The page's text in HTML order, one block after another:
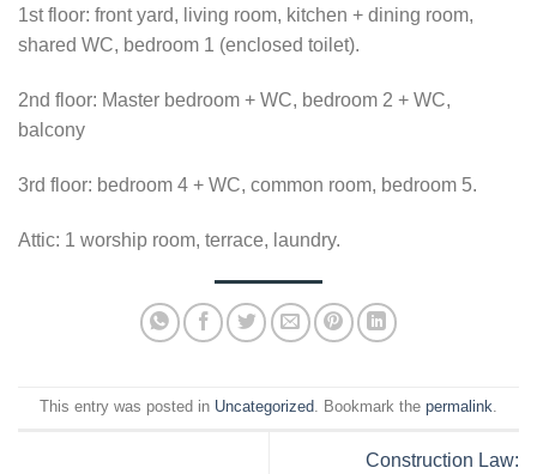
1st floor: front yard, living room, kitchen + dining room,
shared WC, bedroom 1 (enclosed toilet).
2nd floor: Master bedroom + WC, bedroom 2 + WC,
balcony
3rd floor: bedroom 4 + WC, common room, bedroom 5.
Attic: 1 worship room, terrace, laundry.
This entry was posted in Uncategorized. Bookmark the permalink.
Construction Law: